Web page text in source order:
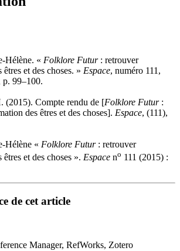
Hélène. « Folklore Futur: retrouver
êtres et des choses. » Espace, numéro 111,
p. 99–100.
(2015). Compte rendu de [Folklore Futur:
des êtres et des choses]. Espace, (111),
Hélène « Folklore Futur: retrouver
êtres et des choses ». Espace no 111 (2015) :
de cet article
Manager, RefWorks, Zotero